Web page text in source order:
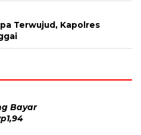
Terwujud, Kapolres
Bayar